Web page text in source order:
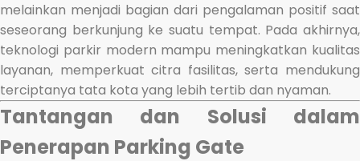
melainkan menjadi bagian dari pengalaman positif saat
seseorang berkunjung ke suatu tempat. Pada akhirnya,
teknologi parkir modern mampu meningkatkan kualitas
layanan, memperkuat citra fasilitas, serta mendukung
terciptanya tata kota yang lebih tertib dan nyaman.
Tantangan dan Solusi dalam
Penerapan Parking Gate